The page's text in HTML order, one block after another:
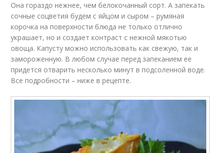
Она гораздо нежнее, чем белокочанный сорт. А запекать
сочные соцветия будем с яйцом и сыром – румяная
корочка на поверхности блюда не только отлично
украшает, но и создает контраст с нежной мякотью
овоща. Капусту можно использовать как свежую, так и
замороженную. В любом случае перед запеканием ее
придется отварить несколько минут в подсоленной воде.
Все подробности – ниже в рецепте.